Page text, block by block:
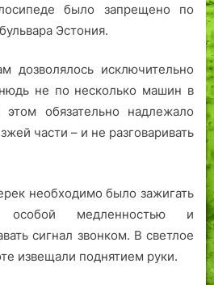
было запрещено по
Эстония.
дозволялось исключительно
не по несколько машин в
обязательно надлежало
части – и не разговаривать
необходимо было зажигать
медленностью и
сигнал звонком. В светлое
извещали поднятием руки.